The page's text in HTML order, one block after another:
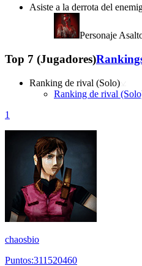
Asiste a la derrota del
Personaje
Top 7 (Jugadores)
Ranking de rival (Solo)
Ranking de rival
1
chaosbio
Puntos:311520460